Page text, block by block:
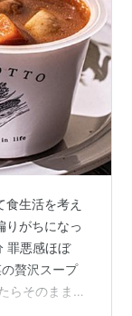
生活を考え
りがちになっ
罪悪感ほぼ
贅沢スープ
らそのままゴ